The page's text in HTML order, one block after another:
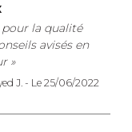
pour la qualité
avisés en
»
J. - Le 25/06/2022